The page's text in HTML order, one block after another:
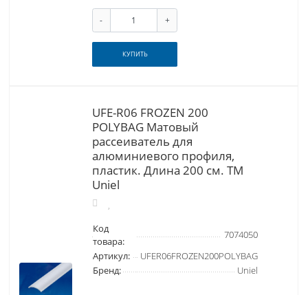
- +
КУПИТЬ
UFE-R06 FROZEN 200
POLYBAG Матовый
рассеиватель для
алюминиевого профиля,
пластик. Длина 200 см. ТМ
Uniel
Код
товара:
7074050
Артикул:
UFER06FROZEN200POLYBAG
Бренд:
Uniel